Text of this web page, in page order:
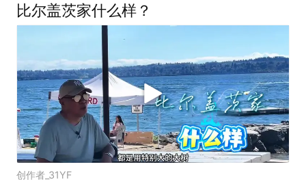
比尔盖茨家什么样？
创作者_31YF